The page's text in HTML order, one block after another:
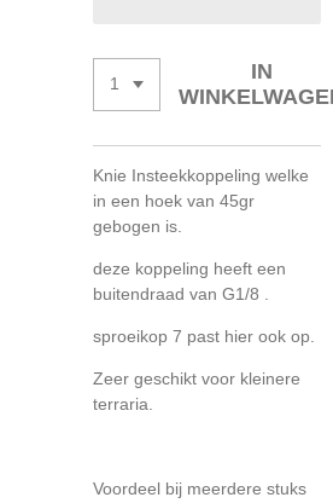
IN
Knie Insteekkoppeling welke
in een hoek van 45gr
gebogen is.
deze koppeling heeft een
buitendraad van G1/8 .
sproeikop 7 past hier ook op.
Zeer geschikt voor kleinere
terraria.
Voordeel bij meerdere stuks